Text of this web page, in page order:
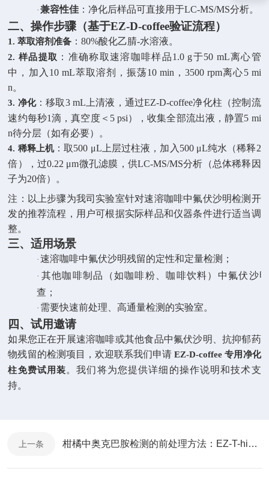
· 兼容性佳 ：净化后样品可直接用于LC-MS/MS分析。
二、操作步骤（基于EZ-D-coffee验证流程）
1.萃取溶剂准备 ：80%酸化乙腈-水溶液。
2. 样品提取 ：准确称取速溶咖啡样品1.0 g于50 mL离心管
中，加入 10 mL萃取溶剂，振荡10 min ，3500 rpm离心5 mi
n。
3. 净化：移取3 mL 上清液，通过EZ-D-coffee净化柱（控制流
速约每秒1滴，真空度＜ 5 psi），收集全部流出液，静置5 mi
n待分层（如有必要）。
4. 稀释上机：取500 μL 上层过柱液，加入 500 μL纯水（稀释2
倍），过0.22 μm微孔滤膜，供LC-MS/MS分析（总体稀释因
子为20倍）。
注：以上步骤为我司实验室针对速溶咖啡中氟伏沙明检测开
发的推荐流程，用户可根据实际样品和仪器条件进行适当调
整。
三、适用场景
· 速溶咖啡中氟伏沙明残留的定性和定量检测；
· 其他咖啡制品（如咖啡粉、咖啡饮料）中氟伏沙
查；
· 需要快速前处理、高通量检测的实验室。
四、试用邀请
如果您正在开展速溶咖啡或其他食品中氟伏沙明、抗抑郁药
物残留的检测项目，欢迎联系我们申请 EZ-D-coffee专用净化
柱免费试用装。我们将为您提供详细的操作说明和技术支
持。
上一条 柑橘中奥克巴胺检测的前处理方法：EZ-T-his柱一步净化法对比BJS202211